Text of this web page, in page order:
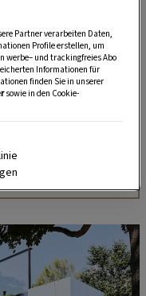
und lieben es, auf
zu werkeln? In
finden Sie täglich
Balkon- und
Partner verarbeiten Daten,
Profile erstellen, um
werbe– und trackingfreies Abo
Informationen für
finden Sie in unserer
sowie in den Cookie-